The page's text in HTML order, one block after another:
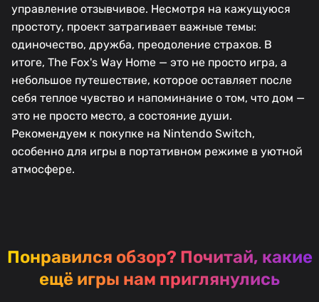
управление отзывчивое. Несмотря на кажущуюся
простоту, проект затрагивает важные темы:
одиночество, дружба, преодоление страхов. В
итоге, The Fox's Way Home — это не просто игра, а
небольшое путешествие, которое оставляет после
себя теплое чувство и напоминание о том, что дом —
это не просто место, а состояние души.
Рекомендуем к покупке на Nintendo Switch,
особенно для игры в портативном режиме в уютной
атмосфере.
Понравился обзор? Почитай, какие
ещё игры нам приглянулись